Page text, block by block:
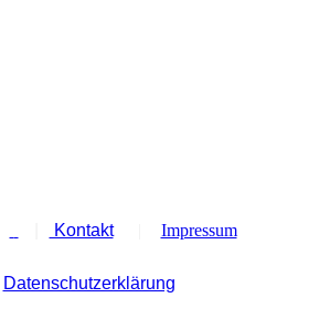
Kontakt Impressum
Datenschutzerklärung